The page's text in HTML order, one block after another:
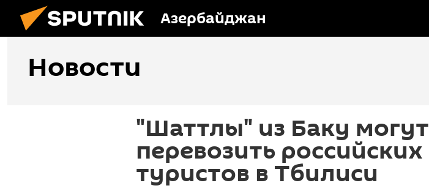
Азербайджан
Новости
"Шаттлы" из Баку могут
перевозить российских
туристов в Тбилиси